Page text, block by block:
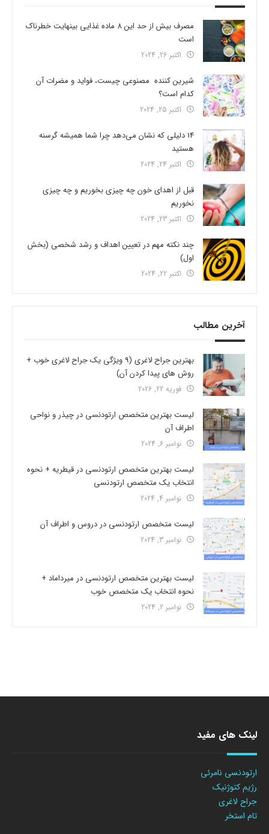
مصرف بیش از حد این 8 ماده غذایی بینهایت خطرناک
است
اکتبر 26, 2024
شیرین کننده مصنوعی چیست، فواید و مضرات آن
کدام است؟
اکتبر 25, 2024
14 دلیلی که نشان می‌دهد چرا شما همیشه گرسنه
هستید
اکتبر 24, 2024
قبل از اهدای خون چه چیزی بخوریم و چه چیزی
نخوریم
اکتبر 23, 2024
چند نکته مهم در تعیین اهداف و رشد شخصی (بخش
اول)
اکتبر 22, 2024
آخرین مطالب
بهترین جراح لاغری (9 ویژگی یک جراح لاغری خوب +
روش های پیدا کردن آن)
فوریه 22, 2026
لیست بهترین متخصص ارتودنسی در چیذر و نواحی
اطراف آن
نوامبر 6, 2024
لیست بهترین متخصص ارتودنسی در قیطریه + نحوه
انتخاب یک متخصص ارتودنسی
نوامبر 4, 2024
لیست متخصص ارتودنسی در دروس و اطراف آن
نوامبر 3, 2024
لیست بهترین متخصص ارتودنسی در میرداماد +
نحوه انتخاب یک متخصص خوب
نوامبر 2, 2024
لینک های مفید
ارتودنسی نامرئی
رژیم کتوژنیک
جراح لاغری
تام استخر